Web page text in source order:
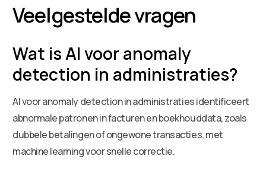
Veelgestelde vragen
Wat is AI voor anomaly
detection in administraties?
AI voor anomaly detection in administraties identificeert
abnormale patronen in facturen en boekhouddata, zoals
dubbele betalingen of ongewone transacties, met
machine learning voor snelle correctie.